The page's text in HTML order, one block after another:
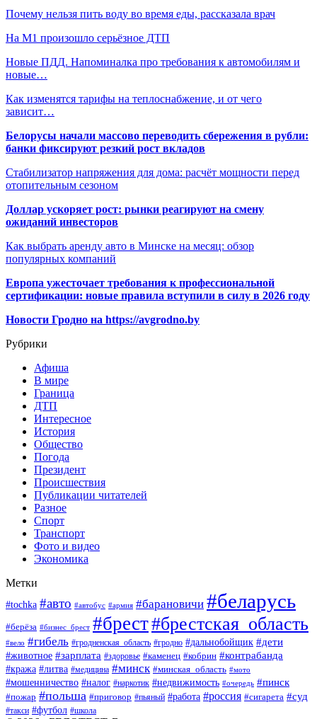
Почему нельзя пить воду во время еды, рассказала врач
На М1 произошло серьёзное ДТП
Новые ПДД. Напоминалка про требования к автомобилям и
новые…
Как изменятся тарифы на теплоснабжение, и от чего
зависит…
Белорусы начали массово переводить сбережения в рубли:
банки фиксируют резкий рост вкладов
Стабилизатор напряжения для дома: расчёт мощности перед
отопительным сезоном
Доллар ускоряет рост: рынки реагируют на смену
ожиданий инвесторов
Как выбрать аренду авто в Минске на месяц: обзор
популярных компаний
Европа ужесточает требования к профессиональной
сертификации: новые правила вступили в силу в 2026 году
Новости Гродно на https://avgrodno.by
Рубрики
Афиша
В мире
Граница
ДТП
Интересное
История
Общество
Погода
Президент
Происшествия
Публикации читателей
Разное
Спорт
Транспорт
Фото и видео
Экономика
Метки
#tochka #авто #автобус #армия #барановичи #беларусь
#берёза #бизнес_брест #брест#брестская_область
#вело #гибель #гродненская_область #гродно #дальнобойщик #дети
#животное #зарплата #здоровье #каменец #кобрин #контрабанда
#кража #литва #медицина #минск #минская_область #мото
#мошенничество #налог #наркотик #недвижимость #очередь #пинск
#пожар #польша #приговор #пьяный #работа #россия #сигарета #суд
#такси #футбол #школа